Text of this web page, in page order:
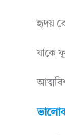
হৃদয়
যাকে